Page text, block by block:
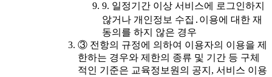
9. 일정기간 이상 서비스에 로그인하지
않거나 개인정보 수집․이용에 대한 재
동의를 하지 않은 경우
③ 전항의 규정에 의하여 이용자의 이용을 제
한하는 경우와 제한의 종류 및 기간 등 구체
적인 기준은 교육정보원의 공지, 서비스 이용